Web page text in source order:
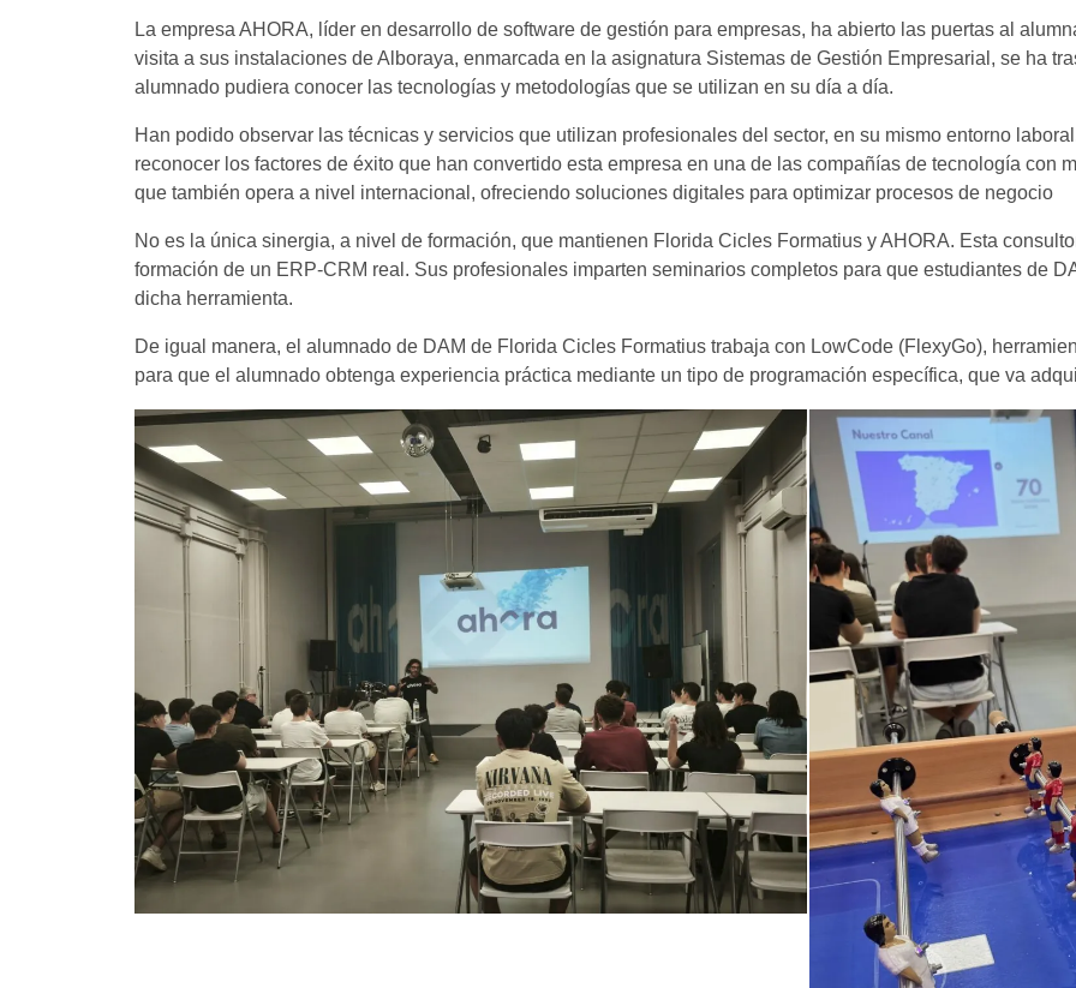
La empresa AHORA, líder en desarrollo de software de gestión para empresas, ha abierto las puertas al
visita a sus instalaciones de Alboraya, enmarcada en la asignatura Sistemas de Gestión Empresarial, se ha
alumnado pudiera conocer las tecnologías y metodologías que se utilizan en su día a día.
Han podido observar las técnicas y servicios que utilizan profesionales del sector, en su mismo entorno
reconocer los factores de éxito que han convertido esta empresa en una de las compañías de tecnología con
que también opera a nivel internacional, ofreciendo soluciones digitales para optimizar procesos de negocio
No es la única sinergia, a nivel de formación, que mantienen Florida Cicles Formatius y AHORA. Esta
formación de un ERP-CRM real. Sus profesionales imparten seminarios completos para que estudiantes de
dicha herramienta.
De igual manera, el alumnado de DAM de Florida Cicles Formatius trabaja con LowCode (FlexyGo),
para que el alumnado obtenga experiencia práctica mediante un tipo de programación específica, que va